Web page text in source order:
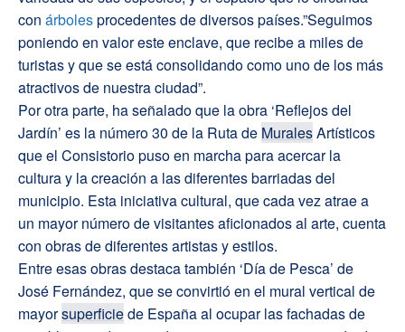
con árbolesprocedentes de diversos países.”Seguimos
poniendo en valor este enclave, que recibe a miles de
turistas y que se está consolidando como uno de los más
atractivos de nuestra ciudad”.
Por otra parte, ha señalado que la obra ‘Reflejos del
Jardín’ es la número 30 de la Ruta de MuralesArtísticos
que el Consistorio puso en marcha para acercar la
cultura y la creación a las diferentes barriadas del
municipio. Esta iniciativa cultural, que cada vez atrae a
un mayor número de visitantes aficionados al arte, cuenta
con obras de diferentes artistas y estilos.
Entre esas obras destaca también ‘Día de Pesca’ de
José Fernández, que se convirtió en el mural vertical de
mayorsuperficiede España al ocupar las fachadas de